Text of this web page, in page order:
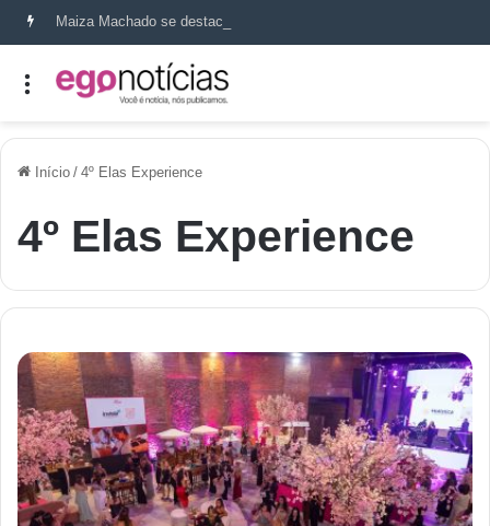
Início / 4º Elas Experience
4º Elas Experience